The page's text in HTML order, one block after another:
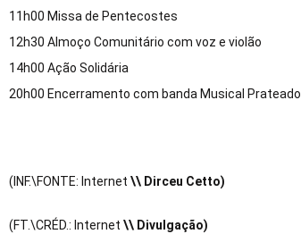
11h00 Missa de Pentecostes
12h30 Almoço Comunitário com voz e violão
14h00 Ação Solidária
20h00 Encerramento com banda Musical Prateado
(INF.\FONTE: Internet \\ Dirceu Cetto)
(FT.\CRÉD.: Internet \\ Divulgação)